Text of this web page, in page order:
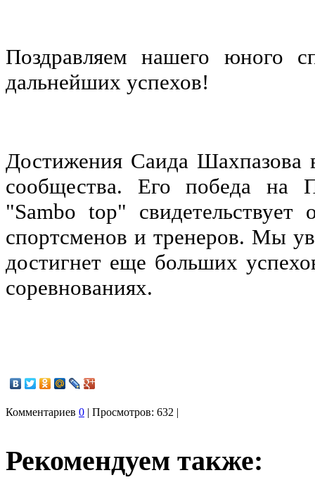
Поздравляем нашего юного
дальнейших успехов!
Достижения Саида Шахпазова
сообщества. Его победа на
"Sambo top"
спортсменов и тренеров. Мы
достигнет еще больших
соревнованиях.
Комментариев 0 | Просмотров: 632 |
Рекомендуем также: